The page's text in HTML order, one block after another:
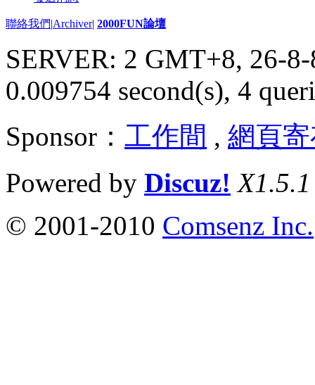
聯絡我們|Archiver| 2000FUN論壇
SERVER: 2 GMT+8, 26-
0.009754 second(s), 4
Sponsor： 工作間 , 網頁
Powered by Discuz! X1.5.1
© 2001-2010 Comsenz Inc.